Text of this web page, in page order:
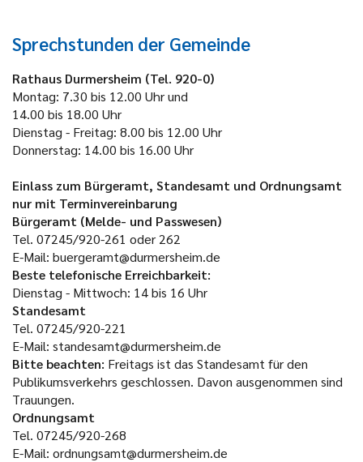
Sprechstunden der Gemeinde
Rathaus Durmersheim (Tel. 920-0)
Montag: 7.30 bis 12.00 Uhr und
14.00 bis 18.00 Uhr
Dienstag - Freitag: 8.00 bis 12.00 Uhr
Donnerstag: 14.00 bis 16.00 Uhr
Einlass zum Bürgeramt, Standesamt und Ordnungsamt
nur mit Terminvereinbarung
Bürgeramt (Melde- und Passwesen)
Tel. 07245/920-261 oder 262
E-Mail: buergeramt@durmersheim.de
Beste telefonische Erreichbarkeit:
Dienstag - Mittwoch: 14 bis 16 Uhr
Standesamt
Tel. 07245/920-221
E-Mail: standesamt@durmersheim.de
Bitte beachten: Freitags ist das Standesamt für den
Publikumsverkehrs geschlossen. Davon ausgenommen sind
Trauungen.
Ordnungsamt
Tel. 07245/920-268
E-Mail: ordnungsamt@durmersheim.de